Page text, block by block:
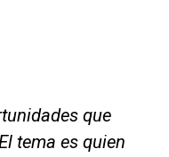
que
tema es quien